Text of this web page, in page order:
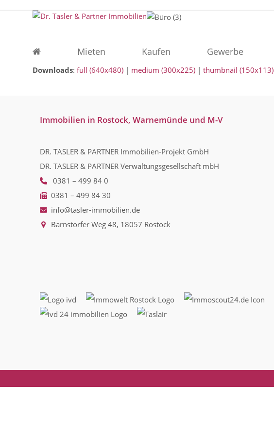
Mieten Kaufen Gewerbe
Downloads:full (640x480) | medium (300x225) |thumbnail (150x113)
Immobilien in Rostock, Warnemünde und M-V
DR. TASLER & PARTNER Immobilien-Projekt GmbH
DR. TASLER & PARTNER Verwaltungsgesellschaft mbH
0381 – 499 84 0
0381 – 499 84 30
info@tasler-immobilien.de
Barnstorfer Weg 48, 18057 Rostock